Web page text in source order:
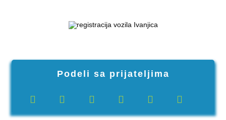
Podeli sa prijateljima